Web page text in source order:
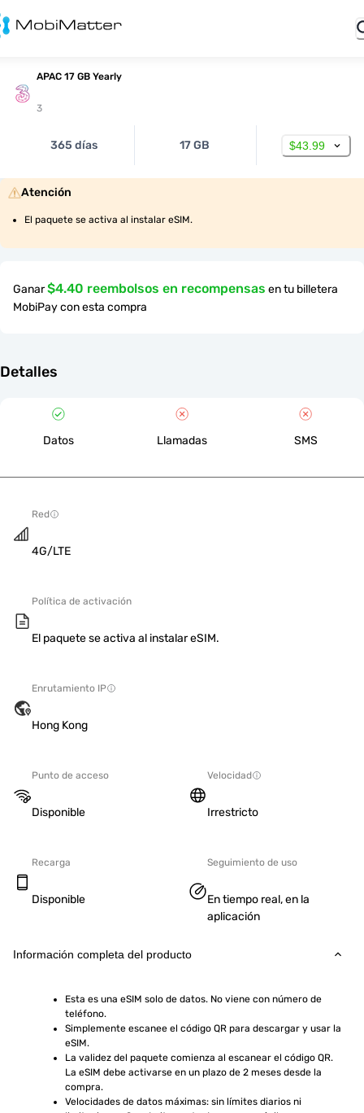
APAC 17 GB Yearly
3
365 días 17 GB $43.99
Atención
El paquete se activa al instalar eSIM.
Ganar$4.40 reembolsos en recompensas en tu billetera
MobiPay con esta compra
Detalles
Datos Llamadas SMS
Red
4G/LTE
Política de activación
El paquete se activa al instalar eSIM.
Enrutamiento IP
Hong Kong
Punto de acceso
Disponible
Velocidad
Irrestricto
Recarga
Disponible
Seguimiento de uso
En tiempo real, en la
aplicación
Información completa del producto
Esta es una eSIM solo de datos. No viene con número de
teléfono.
Simplemente escanee el código QR para descargar y usar la
eSIM.
La validez del paquete comienza al escanear el código QR.
La eSIM debe activarse en un plazo de 2 meses desde la
compra.
Velocidades de datos máximas: sin límites diarios ni